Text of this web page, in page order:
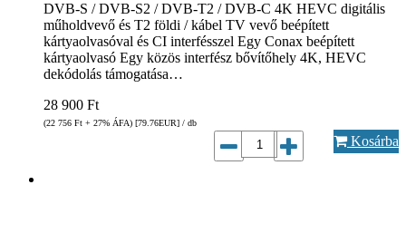
DVB-S / DVB-S2 / DVB-T2 / DVB-C 4K HEVC digitális
műholdvevő és T2 földi / kábel TV vevő beépített
kártyaolvasóval és CI interfésszel Egy Conax beépített
kártyaolvasó Egy közös interfész bővítőhely 4K, HEVC
dekódolás támogatása…
28 900 Ft
(22 756 Ft + 27% ÁFA) [79.76EUR] / db
Kosárba